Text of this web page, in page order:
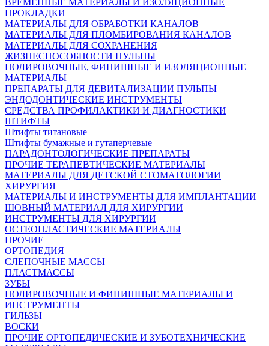
ВРЕМЕННЫЕ МАТЕРИАЛЫ И ИЗОЛЯЦИОННЫЕ
ПРОКЛАДКИ
МАТЕРИАЛЫ ДЛЯ ОБРАБОТКИ КАНАЛОВ
МАТЕРИАЛЫ ДЛЯ ПЛОМБИРОВАНИЯ КАНАЛОВ
МАТЕРИАЛЫ ДЛЯ СОХРАНЕНИЯ
ЖИЗНЕСПОСОБНОСТИ ПУЛЬПЫ
ПОЛИРОВОЧНЫЕ, ФИНИШНЫЕ И ИЗОЛЯЦИОННЫЕ
МАТЕРИАЛЫ
ПРЕПАРАТЫ ДЛЯ ДЕВИТАЛИЗАЦИИ ПУЛЬПЫ
ЭНДОДОНТИЧЕСКИЕ ИНСТРУМЕНТЫ
СРЕДСТВА ПРОФИЛАКТИКИ И ДИАГНОСТИКИ
ШТИФТЫ
Штифты титановые
Штифты бумажные и гутаперчевые
ПАРАДОНТОЛОГИЧЕСКИЕ ПРЕПАРАТЫ
ПРОЧИЕ ТЕРАПЕВТИЧЕСКИЕ МАТЕРИАЛЫ
МАТЕРИАЛЫ ДЛЯ ДЕТСКОЙ СТОМАТОЛОГИИ
ХИРУРГИЯ
МАТЕРИАЛЫ И ИНСТРУМЕНТЫ ДЛЯ ИМПЛАНТАЦИИ
ШОВНЫЙ МАТЕРИАЛ ДЛЯ ХИРУРГИИ
ИНСТРУМЕНТЫ ДЛЯ ХИРУРГИИ
ОСТЕОПЛАСТИЧЕСКИЕ МАТЕРИАЛЫ
ПРОЧИЕ
ОРТОПЕДИЯ
СЛЕПОЧНЫЕ МАССЫ
ПЛАСТМАССЫ
ЗУБЫ
ПОЛИРОВОЧНЫЕ И ФИНИШНЫЕ МАТЕРИАЛЫ И
ИНСТРУМЕНТЫ
ГИЛЬЗЫ
ВОСКИ
ПРОЧИЕ ОРТОПЕДИЧЕСКИЕ И ЗУБОТЕХНИЧЕСКИЕ